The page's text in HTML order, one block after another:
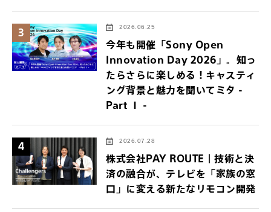
3 2026.06.25
今年も開催「Sony Open
Innovation Day 2026」。知っ
たらさらに楽しめる！キャスティ
ング背景と魅力を聞いてミタ -
Part Ⅰ -
4 2026.07.28
株式会社PAY ROUTE｜技術と決
済の融合が、テレビを「家族の窓
口」に変える新たなリモコン開発